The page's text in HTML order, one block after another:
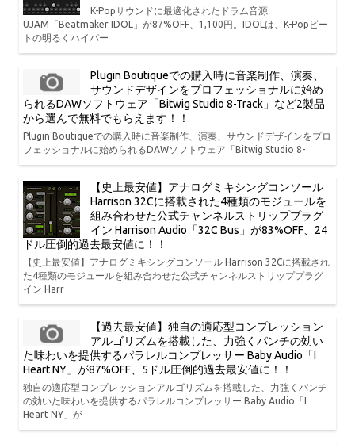
K-Popサウンドに最適化されたドラム音源
UJAM「Beatmaker IDOL」が87%OFF、1,100円。IDOLは、K-Popビー
トの明るくハイパー
Plugin Boutiqueでの購入時に音楽制作、演奏、
サウンドデザインをプロフェッショナルに始め
られるDAWソフトウェア「Bitwig Studio 8-Track」など2製品
から選んで無料でもらえます！！
Plugin Boutiqueでの購入時に音楽制作、演奏、サウンドデザインをプロ
フェッショナルに始められるDAWソフトウェア「Bitwig Studio 8-
【史上最安値】アナログミキシングコンソール
Harrison 32Cに搭載された4種類のモジュールを
組み合わせた公式チャンネルストリッププラグ
イン Harrison Audio「32C Bus」が83%OFF、24
ドル圧倒的過去最安値に！！
【史上最安値】アナログミキシングコンソール Harrison 32Cに搭載され
た4種類のモジュールを組み合わせた公式チャンネルストリッププラグ
イン Harr
【過去最安値】独自の適応型コンプレッション
アルゴリズムを搭載した、力強くパンチの効い
た味わいを提供するパラレルコンプレッサー Baby Audio「I
Heart NY」が87%OFF、5ドル圧倒的過去最安値に！！
独自の適応型コンプレッションアルゴリズムを搭載した、力強くパンチ
の効いた味わいを提供するパラレルコンプレッサー Baby Audio「I
Heart NY」が